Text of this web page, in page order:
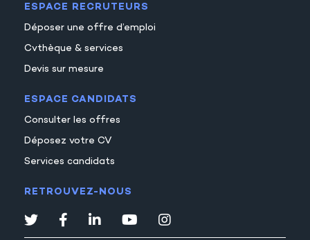
ESPACE RECRUTEURS
Déposer une offre d’emploi
Cvthèque & services
Devis sur mesure
ESPACE CANDIDATS
Consulter les offres
Déposez votre CV
Services candidats
RETROUVEZ-NOUS